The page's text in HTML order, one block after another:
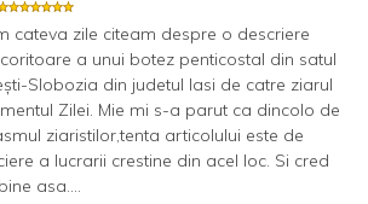
cateva zile citeam despre o descriere
a unui botez penticostal din satul
Slobozia din judetul Iasi de catre ziarul
Zilei. Mie mi s-a parut ca dincolo de
ziaristilor,tenta articolului este de
a lucrarii crestine din acel loc. Si cred
asa....